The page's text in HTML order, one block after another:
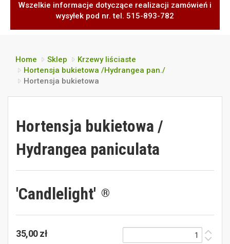
Wszelkie informacje dotyczące realizacji zamówień i
wysyłek pod nr. tel. 515-893-782
Home Sklep
Krzewy liściaste
Hortensja bukietowa /Hydrangea pan./
Hortensja bukietowa
Hortensja bukietowa /
Hydrangea paniculata
'Candlelight' ®
35,00 zł